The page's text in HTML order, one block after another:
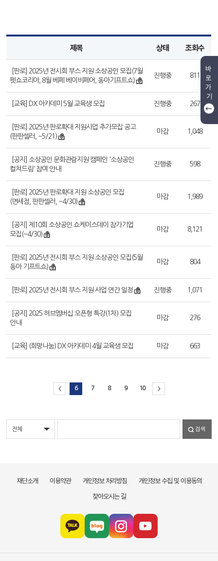
제목 상태 조회수
[판로] 2025년 전시회 부스 지원 소상공인 모집(7월
펫쇼코리아, 8월 베페 베이비페어, 동아기프트쇼)
진행중 811
[교육] DX 아카데미 5월 교육생 모집 진행중 267
[판로] 2025년 판로확대 지원사업 추가모집 공고
(판판셀러, ~5/21)
마감 1,048
[공지] 소상공인 문화관람지원 캠페인 '소상공인
컬쳐드림' 참여 안내
진행중 598
[판로] 2025년 판로확대 지원 소상공인 모집
(면세점, 판판셀러, ~4/30)
마감 1,989
[공지] 제10회 소상공인 쇼케이스데이 참가기업
모집(~4/30)
마감 8,121
[판로] 2025년 전시회 부스 지원 소상공인 모집(5월
동아 기프트쇼)
마감 804
[판로] 2025년 전시회 부스 지원 사업 연간 일정 진행중 1,071
[공지] 2025 허브멤버십 오픈형 특강(1차) 모집
안내
마감 276
[교육] (희망나눔) DX 아카데미 4월 교육생 모집 마감 663
< 6 7 8 9 10 >
검색
재단소개 이용약관 개인정보 처리방침
개인정보 수집 및 이용동의
찾아오시는 길
바
로
가
기